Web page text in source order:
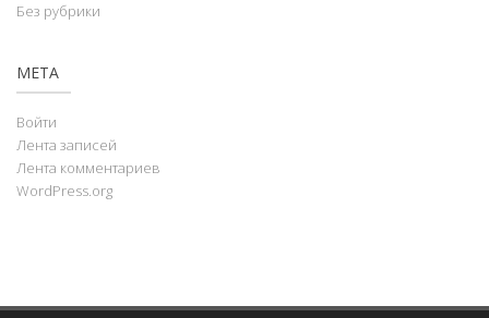
Без рубрики
МЕТА
Войти
Лента записей
Лента комментариев
WordPress.org